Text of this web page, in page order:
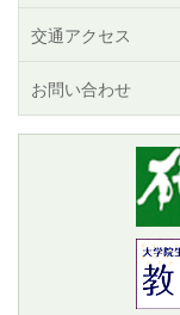
交通アクセス
お問い合わせ